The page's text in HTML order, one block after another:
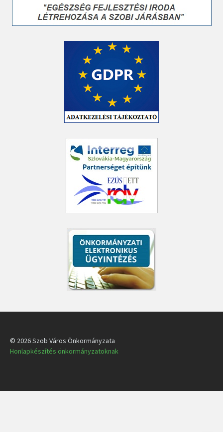
© 2026 Szob Város Önkormányzata
Honlapkészítés önkormányzatoknak